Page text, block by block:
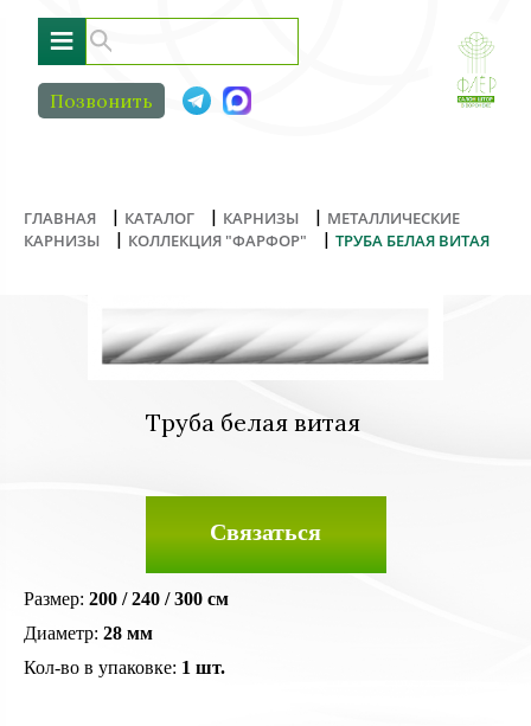
≡
Позвонить
ГЛАВНАЯ | КАТАЛОГ | КАРНИЗЫ | МЕТАЛЛИЧЕСКИЕ
КАРНИЗЫ
| КОЛЛЕКЦИЯ "ФАРФОР" | ТРУБА БЕЛАЯ ВИТАЯ
Труба белая витая
Связаться
Размер: 200 / 240 / 300 см
Диаметр: 28 мм
Кол-во в упаковке: 1 шт.